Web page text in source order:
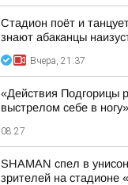
Стадион поёт и
знают абаканцы
Вчера, 21:37
«Действия Подгорицы
выстрелом себе в ногу»
08:27
SHAMAN спел в
зрителей на